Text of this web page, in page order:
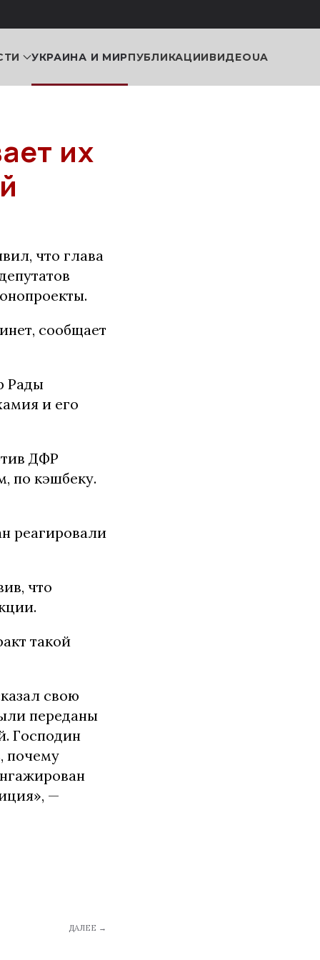
УКРАИНА И МИРПУБЛИКАЦИИВИДЕОUA
их
что глава
сообщает
Рады
и его
ДФР
по кэшбеку.
реагировали
что
такой
свою
переданы
Господин
почему
—
ДАЛЕЕ →